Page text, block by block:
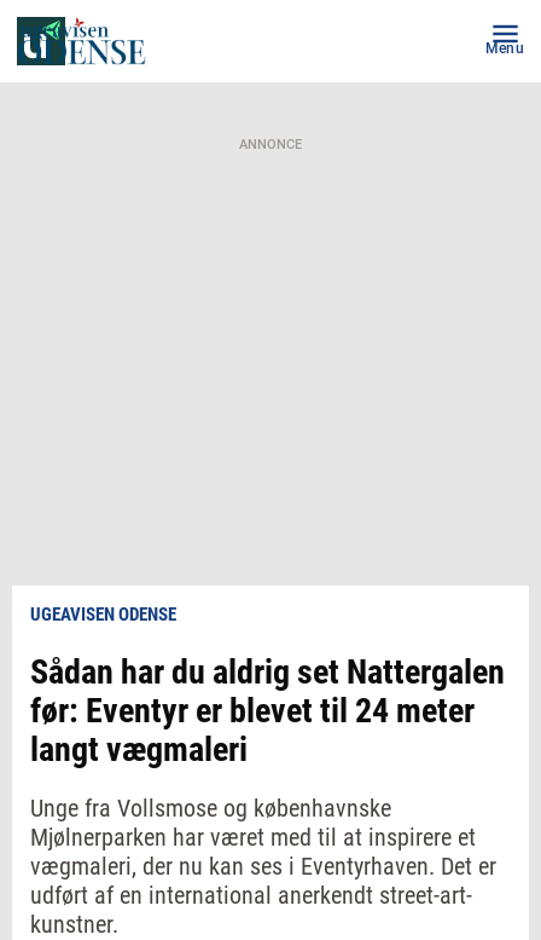
Menu
ANNONCE
UGEAVISEN ODENSE
Sådan har du aldrig set Nattergalen
før: Eventyr er blevet til 24 meter
langt vægmaleri
Unge fra Vollsmose og københavnske
Mjølnerparken har været med til at inspirere et
vægmaleri, der nu kan ses i Eventyrhaven. Det er
udført af en international anerkendt street-art-
kunstner.